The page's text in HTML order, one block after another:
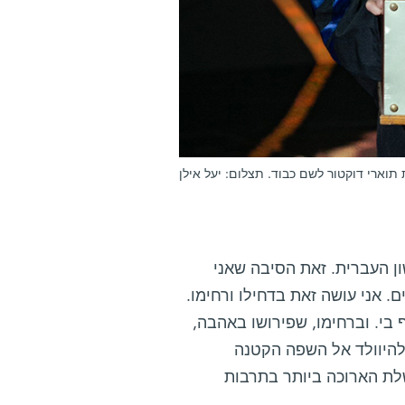
דוקטור לשם כבוד. תצלום: יעל אילן
העברית. זאת הסיבה שאני
אני עושה זאת בדחילו ורחימו.
בי. וברחימו, שפירושו באהבה,
אל השפה הקטנה
הארוכה ביותר בתרבות